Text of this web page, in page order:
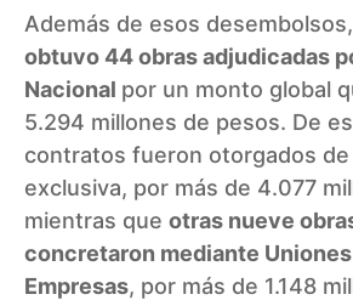
Además de esos
obtuvo 44 obras adjudicadas
Nacional por un monto global
5.294 millones de pesos. De
contratos fueron otorgados
exclusiva, por más de 4.077
mientras que otras nueve
concretaron mediante
Empresas, por más de 1.148